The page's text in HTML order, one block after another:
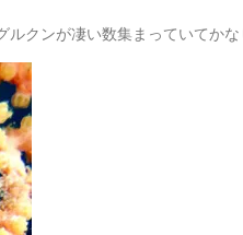
クンが凄い数集まっていてかな